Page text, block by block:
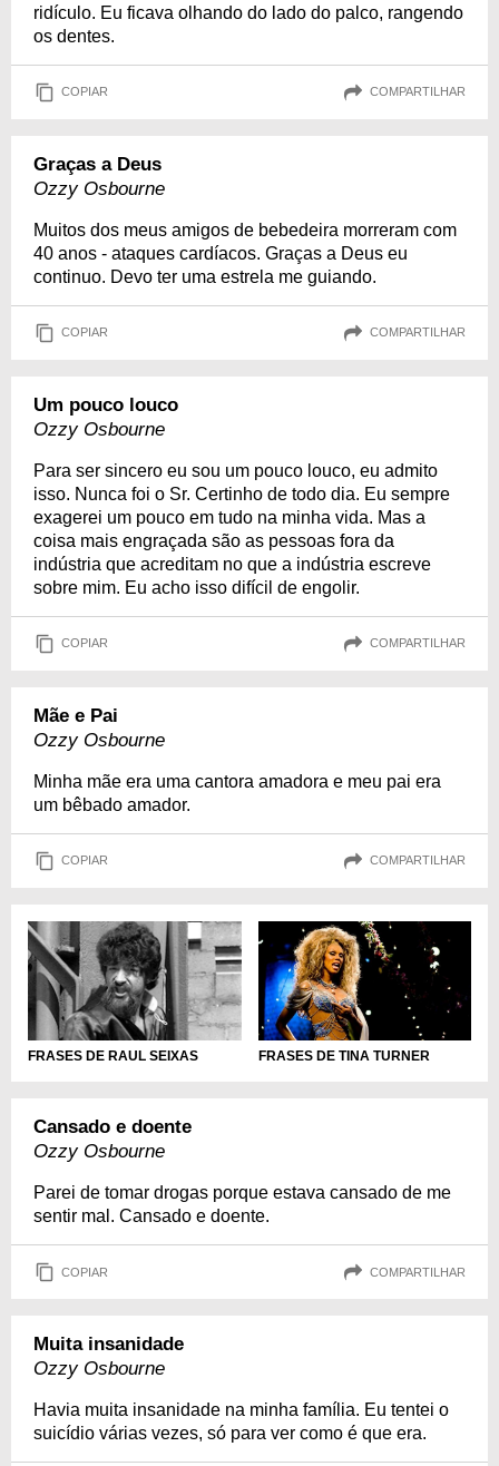
ridículo. Eu ficava olhando do lado do palco, rangendo
os dentes.
COPIAR COMPARTILHAR
Graças a Deus
Ozzy Osbourne
Muitos dos meus amigos de bebedeira morreram com
40 anos - ataques cardíacos. Graças a Deus eu
continuo. Devo ter uma estrela me guiando.
COPIAR COMPARTILHAR
Um pouco louco
Ozzy Osbourne
Para ser sincero eu sou um pouco louco, eu admito
isso. Nunca foi o Sr. Certinho de todo dia. Eu sempre
exagerei um pouco em tudo na minha vida. Mas a
coisa mais engraçada são as pessoas fora da
indústria que acreditam no que a indústria escreve
sobre mim. Eu acho isso difícil de engolir.
COPIAR COMPARTILHAR
Mãe e Pai
Ozzy Osbourne
Minha mãe era uma cantora amadora e meu pai era
um bêbado amador.
COPIAR COMPARTILHAR
FRASES DE RAUL SEIXAS FRASES DE TINA TURNER
Cansado e doente
Ozzy Osbourne
Parei de tomar drogas porque estava cansado de me
sentir mal. Cansado e doente.
COPIAR COMPARTILHAR
Muita insanidade
Ozzy Osbourne
Havia muita insanidade na minha família. Eu tentei o
suicídio várias vezes, só para ver como é que era.